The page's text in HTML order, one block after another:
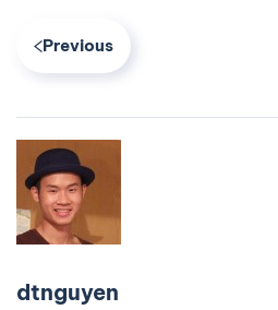
Previous
dtnguyen